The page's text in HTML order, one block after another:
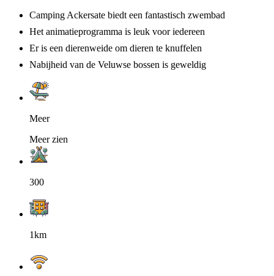
Camping Ackersate biedt een fantastisch zwembad
Het animatieprogramma is leuk voor iedereen
Er is een dierenweide om dieren te knuffelen
Nabijheid van de Veluwse bossen is geweldig
Meer
Meer zien
300
1km